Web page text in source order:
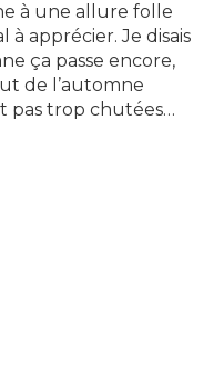
à une allure folle
à apprécier. Je disais
ça passe encore,
de l’automne
pas trop chutées…